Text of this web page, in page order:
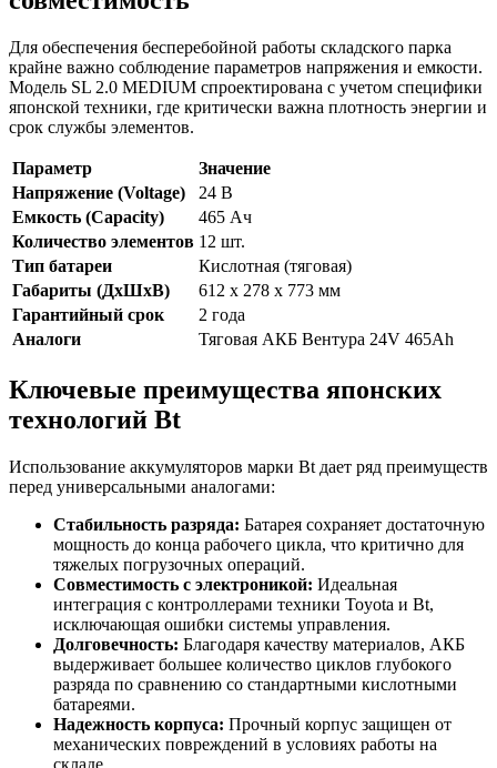
Для обеспечения бесперебойной работы складского парка
крайне важно соблюдение параметров напряжения и емкости.
Модель SL 2.0 MEDIUM спроектирована с учетом специфики
японской техники, где критически важна плотность энергии и
срок службы элементов.
Параметр
Значение
Напряжение (Voltage)
24 В
Емкость (Capacity)
465 Ач
Количество элементов 12 шт.
Тип батареи
Кислотная (тяговая)
Габариты (ДхШхВ)
612 х 278 х 773 мм
Гарантийный срок
2 года
Аналоги
Тяговая АКБ Вентура 24V 465Ah
Ключевые преимущества японских
технологий Bt
Использование аккумуляторов марки Bt дает ряд преимуществ
перед универсальными аналогами:
Стабильность разряда: Батарея сохраняет достаточную
мощность до конца рабочего цикла, что критично для
тяжелых погрузочных операций.
Совместимость с электроникой: Идеальная
интеграция с контроллерами техники Toyota и Bt,
исключающая ошибки системы управления.
Долговечность: Благодаря качеству материалов, АКБ
выдерживает большее количество циклов глубокого
разряда по сравнению со стандартными кислотными
батареями.
Надежность корпуса: Прочный корпус защищен от
механических повреждений в условиях работы на
складе.